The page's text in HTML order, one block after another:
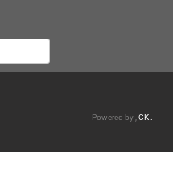
Powered by , CK .